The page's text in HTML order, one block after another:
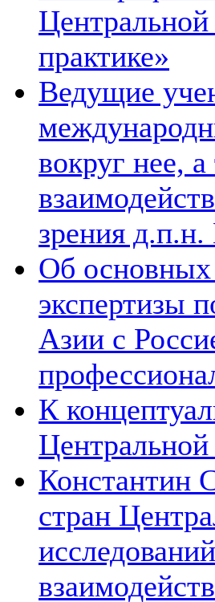
практике»
Ведущие
вокруг нее,
зрения
Об основных
экспертизы
Азии с
К
Константин
стран